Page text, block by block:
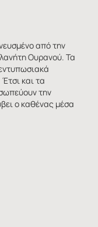
από την
Ουρανού. Τα
και τα
την
ο καθένας μέσα